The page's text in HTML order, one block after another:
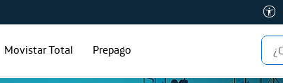
Movistar Total Prepago